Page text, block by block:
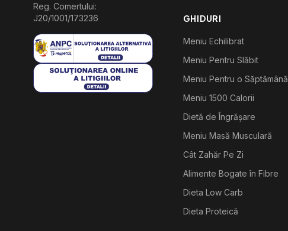
Reg. Comertului:
J20/1001/173236
GHIDURI
Meniu Echilibrat
Meniu Pentru Slăbit
Meniu Pentru o Săptămână
Meniu 1500 Calorii
Dietă de Îngrășare
Meniu Masă Musculară
Cât Zahăr Pe Zi
Alimente Bogate în Fibre
Dieta Low Carb
Dieta Proteică